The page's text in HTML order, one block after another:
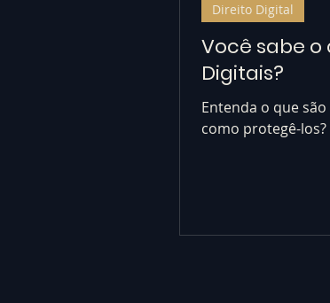
Você sabe o
Digitais?
Entenda o que
como protegê-los?
Direito Digital